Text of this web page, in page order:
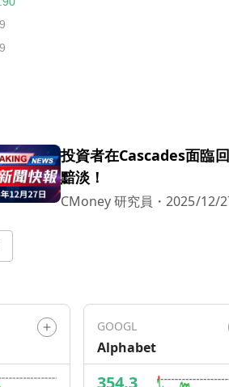
投資者在Cascades面臨
黯淡！
CMoney 研究員 ・2025/12/
GOOGL
Alphabet
354.3